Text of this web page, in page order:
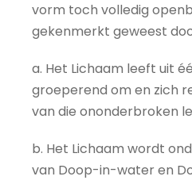
vorm toch volledig
gekenmerkt geweest
a. Het Lichaam leeft uit
groeperend om en zich
van die ononderbroken
b. Het Lichaam wordt
van Doop-in-water en